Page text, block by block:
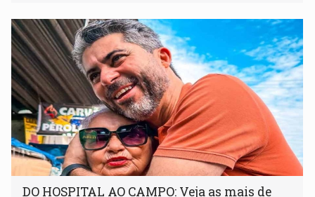
DO HOSPITAL AO CAMPO: Veja as mais de